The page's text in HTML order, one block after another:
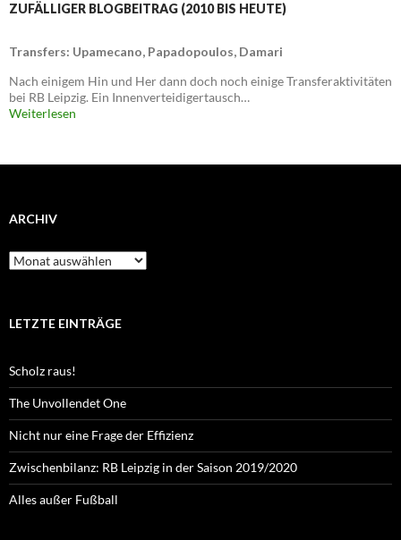
ZUFÄLLIGER BLOGBEITRAG (2010 BIS HEUTE)
Transfers: Upamecano, Papadopoulos, Damari
Nach einigem Hin und Her dann doch noch einige Transferaktivitäten
bei RB Leipzig. Ein Innenverteidigertausch…
Weiterlesen
ARCHIV
Archiv
LETZTE EINTRÄGE
Scholz raus!
The Unvollendet One
Nicht nur eine Frage der Effizienz
Zwischenbilanz: RB Leipzig in der Saison 2019/2020
Alles außer Fußball